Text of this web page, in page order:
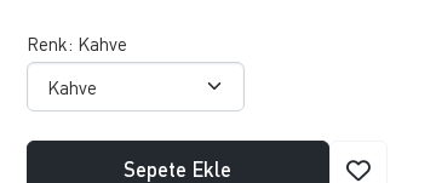
Renk: Kahve
Sepete Ekle